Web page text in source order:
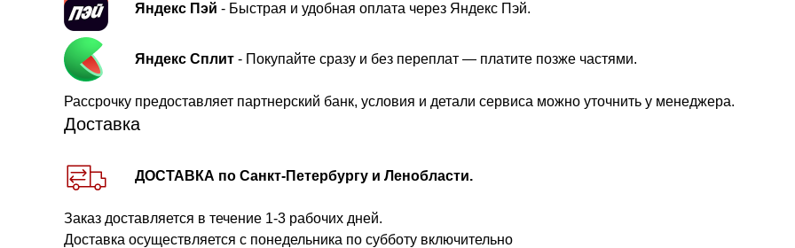
Яндекс Пэй - Быстрая и удобная оплата через Яндекс Пэй.
Яндекс Сплит - Покупайте сразу и без переплат — платите позже частями.
Рассрочку предоставляет партнерский банк, условия и детали сервиса можно уточнить у менеджера.
Доставка
ДОСТАВКА по Санкт-Петербургу и Ленобласти.
Заказ доставляется в течение 1-3 рабочих дней.
Доставка осуществляется с понедельника по субботу включительно